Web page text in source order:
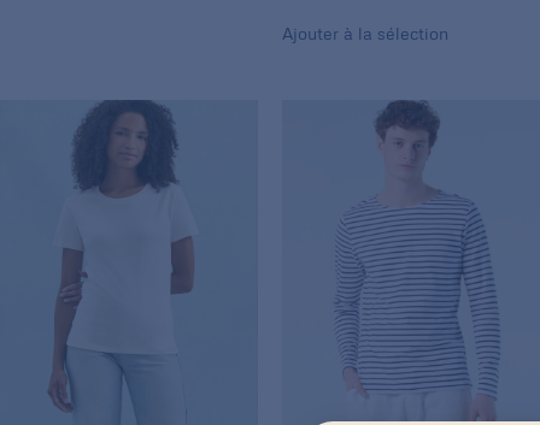
Ajouter à la sélection